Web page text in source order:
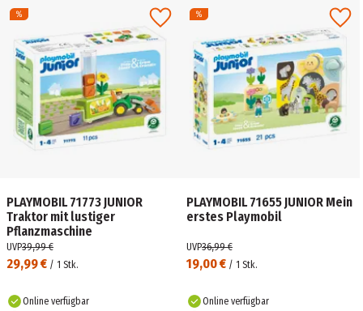
PLAYMOBIL 71773 JUNIOR
Traktor mit lustiger
Pflanzmaschine
29,99 € / 1 Stk.
UVP39,99 €
Online verfügbar
PLAYMOBIL 71655 JUNIOR Mein
erstes Playmobil
19,00 € / 1 Stk.
UVP36,99 €
Online verfügbar